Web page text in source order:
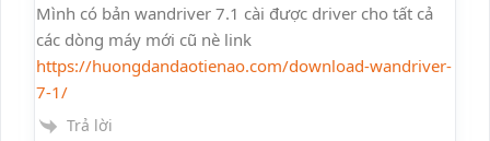
Mình có bản wandriver 7.1 cài được driver cho tất cả
các dòng máy mới cũ nè link
https://huongdandaotienao.com/download-wandriver-
7-1/
Trả lời